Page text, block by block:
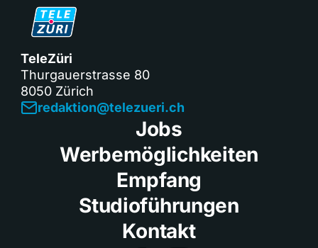
TeleZüri
Thurgauerstrasse 80
8050 Zürich
redaktion@telezueri.ch
Jobs
Werbemöglichkeiten
Empfang
Studioführungen
Kontakt